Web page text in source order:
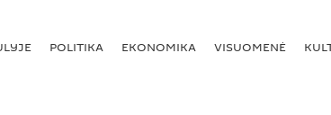
POLITIKA EKONOMIKA VISUOMENĖ